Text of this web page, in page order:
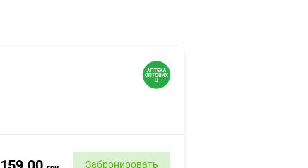
Забронировать